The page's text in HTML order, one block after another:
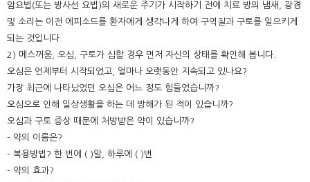
암요법(또는 방사선 요법)의 새로운 주기가 시작하기 전에 치료 방의 냄새, 광경
및 소리는 이전 에피소드를 환자에게 생각나게 하여 구역질과 구토를 일으키게
되는 것입니다.
2) 메스꺼움, 오심, 구토가 심할 경우 먼저 자신의 상태를 확인해 봅니다.
오심은 언제부터 시작되었고, 얼마나 오랫동안 지속되고 있나요?
가장 최근에 나타났었던 오심은 어느 정도 힘들었습니까?
오심으로 인해 일상생활을 하는 데 방해가 된 적이 있습니까?
오심과 구토 증상 때문에 처방받은 약이 있습니까?
- 약의 이름은?
- 복용방법? 한 번에 ( )알, 하루에 ( )번
- 약의 효과?